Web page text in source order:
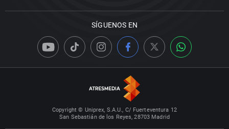
SÍGUENOS EN
Copyright © Uniprex, S.A.U., C/ Fuerteventura 12
San Sebastián de los Reyes, 28703 Madrid